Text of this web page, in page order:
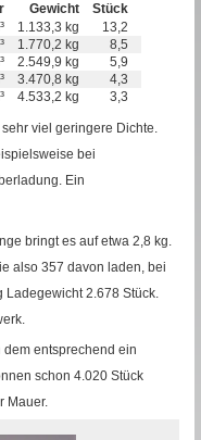
Gewicht
Stück
1.133,3 kg
13,2
1.770,2 kg
8,5
2.549,9 kg
5,9
3.470,8 kg
4,3
4.533,2 kg 3,3
viel geringere Dichte.
bei
Ein
bringt es auf etwa 2,8 kg.
also 357 davon laden, bei
Ladegewicht 2.678 Stück.
dem entsprechend ein
schon 4.020 Stück
Mauer.